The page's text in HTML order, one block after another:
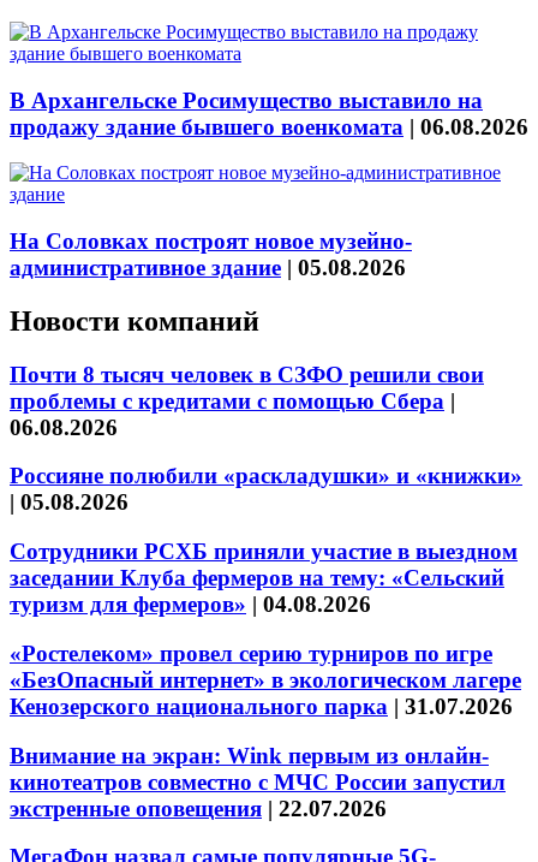
В Архангельске Росимущество выставило на
продажу здание бывшего военкомата | 06.08.2026
На Соловках построят новое музейно-
административное здание | 05.08.2026
Новости компаний
Почти 8 тысяч человек в СЗФО решили свои
проблемы с кредитами с помощью Сбера |
06.08.2026
Россияне полюбили «раскладушки» и «книжки»
| 05.08.2026
Сотрудники РСХБ приняли участие в выездном
заседании Клуба фермеров на тему: «Сельский
туризм для фермеров» | 04.08.2026
«Ростелеком» провел серию турниров по игре
«БезОпасный интернет» в экологическом лагере
Кенозерского национального парка | 31.07.2026
Внимание на экран: Wink первым из онлайн-
кинотеатров совместно с МЧС России запустил
экстренные оповещения | 22.07.2026